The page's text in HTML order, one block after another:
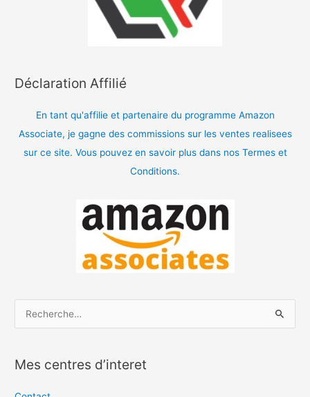
Déclaration Affilié
En tant qu'affilie et partenaire du programme Amazon
Associate, je gagne des commissions sur les ventes realisees
sur ce site. Vous pouvez en savoir plus dans nos Termes et
Conditions.
h
e
Mes centres d’interet